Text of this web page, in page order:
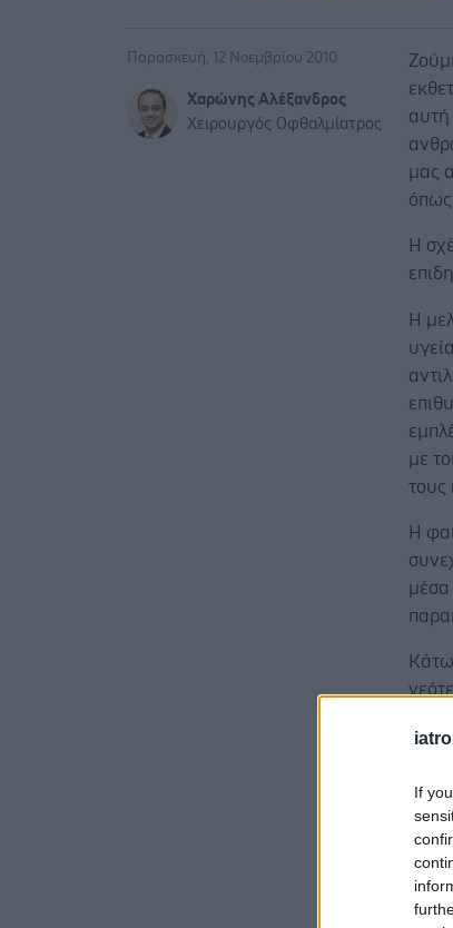
If
Παρασκευή, 12 Νοεμβρίου 2010
Χαρώνης Αλέξανδρος
Χειρουργός Οφθαλμίατρος
αυτή
μας
όπως
Η
Η
με
τους
Η
μέσα